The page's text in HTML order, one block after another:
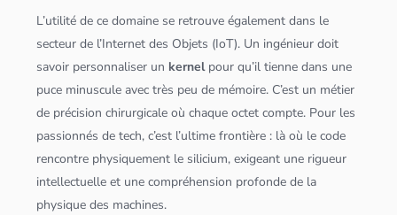
L’utilité de ce domaine se retrouve également dans le
secteur de l’Internet des Objets (IoT). Un ingénieur doit
savoir personnaliser un kernelpour qu’il tienne dans une
puce minuscule avec très peu de mémoire. C’est un métier
de précision chirurgicale où chaque octet compte. Pour les
passionnés de tech, c’est l’ultime frontière : là où le code
rencontre physiquement le silicium, exigeant une rigueur
intellectuelle et une compréhension profonde de la
physique des machines.